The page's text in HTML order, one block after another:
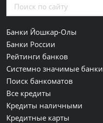
Банки Йошкар-Олы
Банки России
Рейтинги банков
Системно значимые банки
Поиск банкоматов
Все кредиты
Кредиты наличными
Кредитные карты